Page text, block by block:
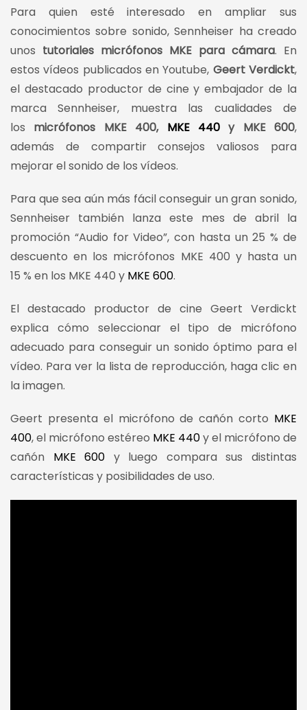
Para quien esté interesado en ampliar sus
conocimientos sobre sonido, Sennheiser ha creado
unos tutoriales micrófonos MKE para cámara. En
estos vídeos publicados en Youtube, Geert Verdickt,
el destacado productor de cine y embajador de la
marca Sennheiser, muestra las cualidades de
los micrófonos MKE 400, MKE 440y MKE 600,
además de compartir consejos valiosos para
mejorar el sonido de los vídeos.
Para que sea aún más fácil conseguir un gran sonido,
Sennheiser también lanza este mes de abril la
promoción “Audio for Video”, con hasta un 25 % de
descuento en los micrófonos MKE 400 y hasta un
15 % en los MKE 440 y MKE 600.
El destacado productor de cine Geert Verdickt
explica cómo seleccionar el tipo de micrófono
adecuado para conseguir un sonido óptimo para el
vídeo. Para ver la lista de reproducción, haga clic en
la imagen.
Geert presenta el micrófono de cañón corto MKE
400, el micrófono estéreo MKE 440y el micrófono de
cañón MKE 600 y luego compara sus distintas
características y posibilidades de uso.